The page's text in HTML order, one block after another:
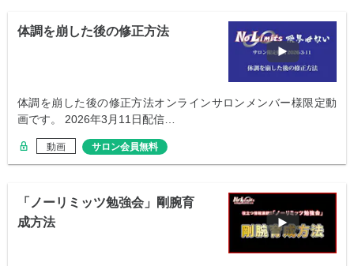
体調を崩した後の修正方法
体調を崩した後の修正方法オンラインサロンメンバー様限定動
画です。 2026年3月11日配信…
動画 サロン会員無料
「ノーリミッツ勉強会」剛腕育
成方法